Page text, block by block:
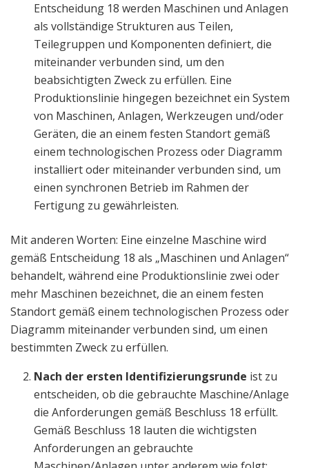
Entscheidung 18 werden Maschinen und Anlagen
als vollständige Strukturen aus Teilen,
Teilegruppen und Komponenten definiert, die
miteinander verbunden sind, um den
beabsichtigten Zweck zu erfüllen. Eine
Produktionslinie hingegen bezeichnet ein System
von Maschinen, Anlagen, Werkzeugen und/oder
Geräten, die an einem festen Standort gemäß
einem technologischen Prozess oder Diagramm
installiert oder miteinander verbunden sind, um
einen synchronen Betrieb im Rahmen der
Fertigung zu gewährleisten.
Mit anderen Worten: Eine einzelne Maschine wird
gemäß Entscheidung 18 als „Maschinen und Anlagen“
behandelt, während eine Produktionslinie zwei oder
mehr Maschinen bezeichnet, die an einem festen
Standort gemäß einem technologischen Prozess oder
Diagramm miteinander verbunden sind, um einen
bestimmten Zweck zu erfüllen.
Nach der ersten Identifizierungsrunde ist zu
entscheiden, ob die gebrauchte Maschine/Anlage
die Anforderungen gemäß Beschluss 18 erfüllt.
Gemäß Beschluss 18 lauten die wichtigsten
Anforderungen an gebrauchte